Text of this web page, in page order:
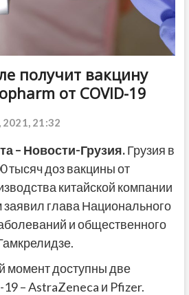
получит вакцину
от COVID-19
21:32
– Новости-Грузия.Грузия в
тысяч доз вакцины от
китайской компании
заявил глава Национального
и общественного
момент доступны две
– AstraZeneca и Pfizer.